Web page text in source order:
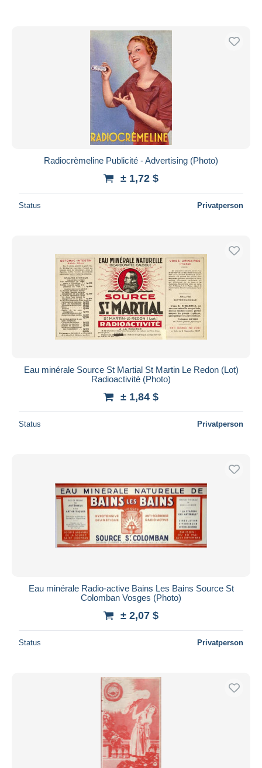
Radiocrèmeline Publicité - Advertising (Photo)
± 1,72 $
Status Privatperson
Eau minérale Source St Martial St Martin Le Redon (Lot)
Radioactivité (Photo)
± 1,84 $
Status Privatperson
Eau minérale Radio-active Bains Les Bains Source St
Colomban Vosges (Photo)
± 2,07 $
Status Privatperson